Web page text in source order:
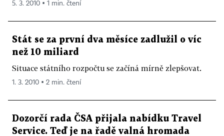
5. 3. 2010 ▪ 1 min. čtení
Stát se za první dva měsíce zadlužil o víc
než 10 miliard
Situace státního rozpočtu se začíná mírně zlepšovat.
1. 3. 2010 ▪ 2 min. čtení
Dozorčí rada ČSA přijala nabídku Travel
Service. Teď je na řadě valná hromada